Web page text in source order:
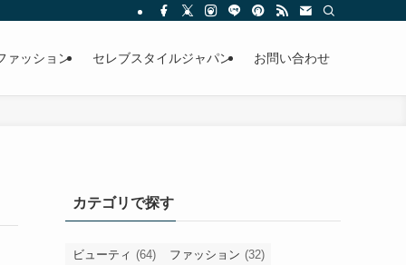
ァッション セレブスタイルジャパン お問い合わせ
カテゴリで探す
ビューティ (64) ファッション (32)